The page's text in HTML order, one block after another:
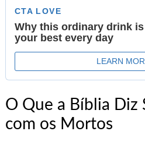
O Que a Bíblia Diz
com os Mortos